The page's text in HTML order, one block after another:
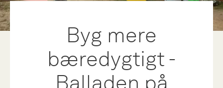
Byg mere
bæredygtigt -
Balladen på